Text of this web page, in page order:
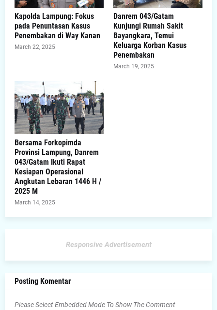
Kapolda Lampung: Fokus
pada Penuntasan Kasus
Penembakan di Way Kanan
March 22, 2025
Danrem 043/Gatam
Kunjungi Rumah Sakit
Bayangkara, Temui
Keluarga Korban Kasus
Penembakan
March 19, 2025
Bersama Forkopimda
Provinsi Lampung, Danrem
043/Gatam Ikuti Rapat
Kesiapan Operasional
Angkutan Lebaran 1446 H /
2025 M
March 14, 2025
Responsive Advertisement
Posting Komentar
Please Select Embedded Mode To Show The Comment